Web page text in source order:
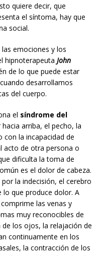
quiere decir, que
el síntoma, hay que
social.
emociones y los
hipnoterapeuta John
de lo que puede estar
desarrollamos
del cuerpo.
el síndrome del
arriba, el pecho, la
con la incapacidad de
acto de otra persona o
dificulta la toma de
es el dolor de cabeza.
la indecisión, el cerebro
lo que produce dolor. A
las venas y
muy reconocibles de
los ojos, la relajación de
continuamente en los
la contracción de los